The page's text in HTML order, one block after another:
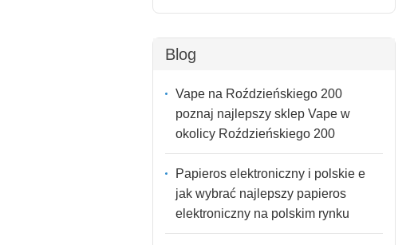
Blog
Vape na Roździeńskiego 200
poznaj najlepszy sklep Vape w
okolicy Roździeńskiego 200
Papieros elektroniczny i polskie e
jak wybrać najlepszy papieros
elektroniczny na polskim rynku